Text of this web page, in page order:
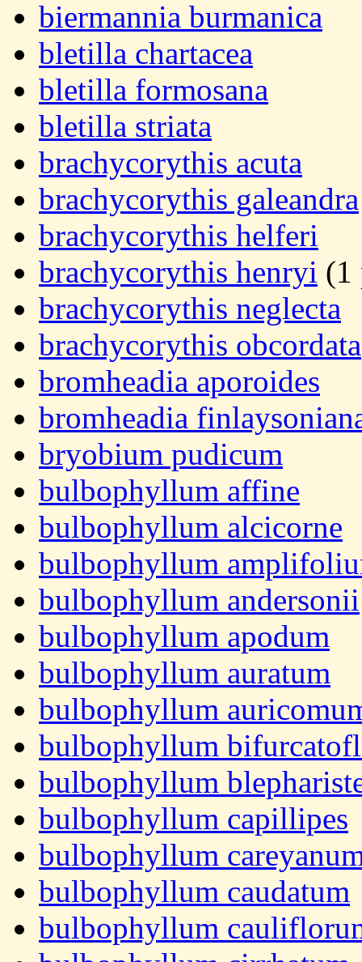
biermannia burmanica
bletilla chartacea
bletilla formosana
bletilla striata
brachycorythis acuta
brachycorythis galeandra
brachycorythis helferi
brachycorythis henryi (1
brachycorythis neglecta
brachycorythis obcordata
bromheadia aporoides
bromheadia
bryobium pudicum
bulbophyllum affine
bulbophyllum alcicorne
bulbophyllum
bulbophyllum andersonii
bulbophyllum apodum
bulbophyllum auratum
bulbophyllum
bulbophyllum
bulbophyllum
bulbophyllum capillipes
bulbophyllum
bulbophyllum caudatum
bulbophyllum